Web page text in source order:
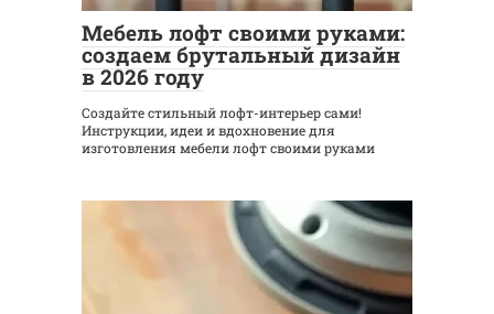
Мебель лофт своими руками:
создаем брутальный дизайн
в 2026 году
Создайте стильный лофт-интерьер сами!
Инструкции, идеи и вдохновение для
изготовления мебели лофт своими руками